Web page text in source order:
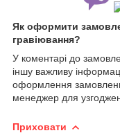
Як оформити
гравіювання?
У коментарі до
іншу важливу
оформлення
менеджер для
Приховати